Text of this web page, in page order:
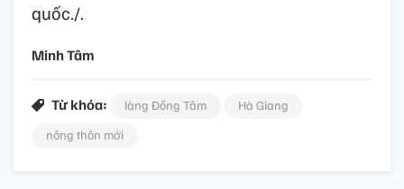
quốc./.
Minh Tâm
Từ khóa: làng Đồng Tâm
Hà Giang
nông thôn mới